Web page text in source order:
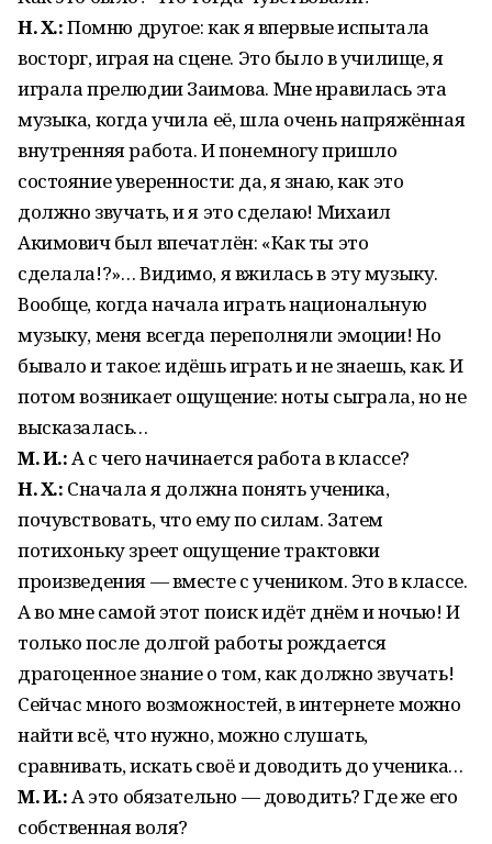
Н. Х.:Помню другое: как я впервые испытала
восторг, играя на сцене. Это было в училище, я
играла прелюдии Заимова. Мне нравилась эта
музыка, когда учила её, шла очень напряжённая
внутренняя работа. И понемногу пришло
состояние уверенности: да, я знаю, как это
должно звучать, и я это сделаю! Михаил
Акимович был впечатлён: «Как ты это
сделала!?»… Видимо, я вжилась в эту музыку.
Вообще, когда начала играть национальную
музыку, меня всегда переполняли эмоции! Но
бывало и такое: идёшь играть и не знаешь, как. И
потом возникает ощущение: ноты сыграла, но не
высказалась…
М. И.:А с чего начинается работа в классе?
Н. Х.: Сначала я должна понять ученика,
почувствовать, что ему по силам. Затем
потихоньку зреет ощущение трактовки
произведения — вместе с учеником. Это в классе.
А во мне самой этот поиск идёт днём и ночью! И
только после долгой работы рождается
драгоценное знание о том, как должно звучать!
Сейчас много возможностей, в интернете можно
найти всё, что нужно, можно слушать,
сравнивать, искать своё и доводить до ученика…
М. И.:А это обязательно — доводить? Где же его
собственная воля?